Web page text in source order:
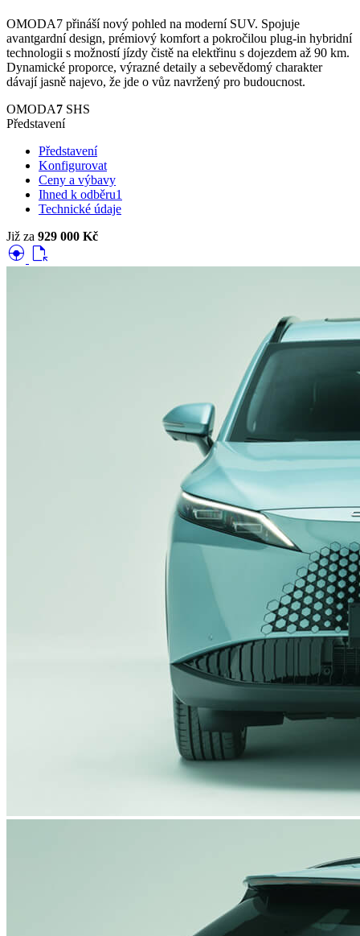
OMODA7 přináší nový pohled na moderní SUV. Spojuje
avantgardní design, prémiový komfort a pokročilou plug-in hybridní
technologii s možností jízdy čistě na elektřinu s dojezdem až 90 km.
Dynamické proporce, výrazné detaily a sebevědomý charakter
dávají jasně najevo, že jde o vůz navržený pro budoucnost.
OMODA7 SHS
Představení
Představení
Konfigurovat
Ceny a výbavy
Ihned k odběru1
Technické údaje
Již za 929 000 Kč
search_hands_free file_open